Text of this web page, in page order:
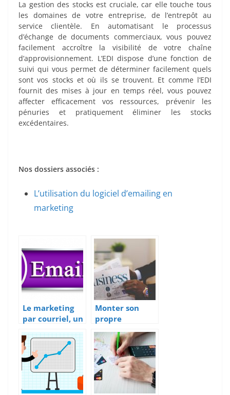
La gestion des stocks est cruciale, car elle touche tous
les domaines de votre entreprise, de l’entrepôt au
service clientèle. En automatisant le processus
d’échange de documents commerciaux, vous pouvez
facilement accroître la visibilité de votre chaîne
d’approvisionnement. L’EDI dispose d’une fonction de
suivi qui vous permet de déterminer facilement quels
sont vos stocks et où ils se trouvent. Et comme l’EDI
fournit des mises à jour en temps réel, vous pouvez
affecter efficacement vos ressources, prévenir les
pénuries et pratiquement éliminer les stocks
excédentaires.
Nos dossiers associés :
L’utilisation du logiciel d’emailing en
marketing
Le marketing
par courriel, un
avantageux
pour les petites
structures
Monter son
propre
business de
commerce en
ligne